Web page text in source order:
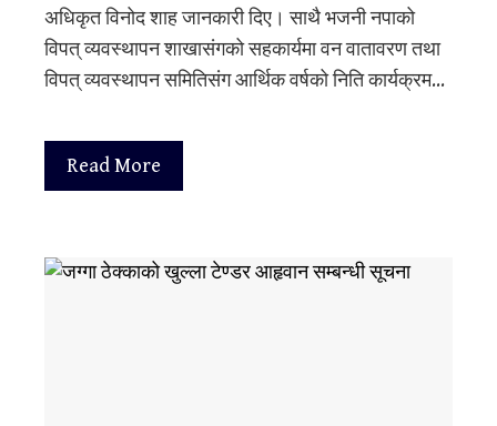
अधिकृत विनोद शाह जानकारी दिए। साथै भजनी नपाको
विपत् व्यवस्थापन शाखासंगको सहकार्यमा वन वातावरण तथा
विपत् व्यवस्थापन समितिसंग आर्थिक वर्षको निति कार्यक्रम…
Read More